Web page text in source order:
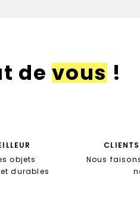
devous !
objets
durables
Nous